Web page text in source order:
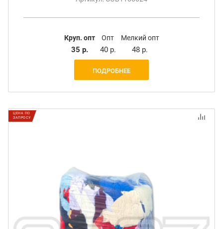
Круп. опт
35 р.
Опт
40 р.
Мелкий опт
48 р.
ПОДРОБНЕЕ
ЦЕНА ПО
ЗАПРОСУ